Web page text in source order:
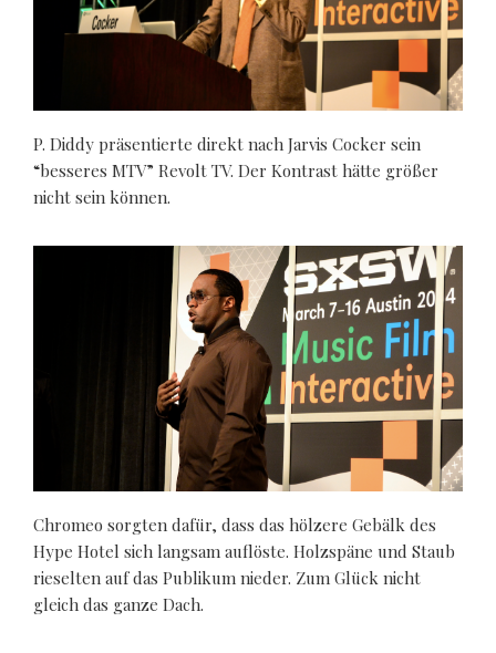
P. Diddy präsentierte direkt nach Jarvis Cocker sein
“besseres MTV” Revolt TV. Der Kontrast hätte größer
nicht sein können.
Chromeo sorgten dafür, dass das hölzere Gebälk des
Hype Hotel sich langsam auflöste. Holzspäne und Staub
rieselten auf das Publikum nieder. Zum Glück nicht
gleich das ganze Dach.